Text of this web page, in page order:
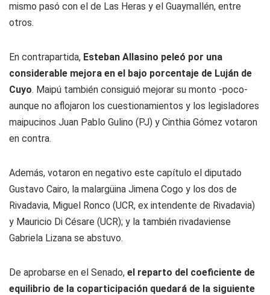
mismo pasó con el de Las Heras y el Guaymallén, entre
otros.
En contrapartida, Esteban Allasino peleó por una
considerable mejora en el bajo porcentaje de Luján de
Cuyo. Maipú también consiguió mejorar su monto -poco-
aunque no aflojaron los cuestionamientos y los legisladores
maipucinos Juan Pablo Gulino (PJ) y Cinthia Gómez votaron
en contra.
Además, votaron en negativo este capítulo el diputado
Gustavo Cairo, la malargüina Jimena Cogo y los dos de
Rivadavia, Miguel Ronco (UCR, ex intendente de Rivadavia)
y Mauricio Di Césare (UCR); y la también rivadaviense
Gabriela Lizana se abstuvo.
De aprobarse en el Senado, el reparto del coeficiente de
equilibrio de la coparticipación quedará de la siguiente